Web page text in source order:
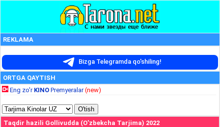
REKLAMA
Bizga Telegramda qo'shiling!
ORTGA QAYTISH
Eng zo'r KINO Premyeralar(new)
Taqdir hazili Gollivudda (O'zbekcha Tarjima) 2022